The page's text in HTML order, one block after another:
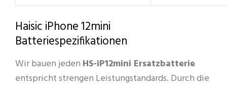
Haisic iPhone 12mini
Batteriespezifikationen
Wir bauen jeden HS-iP12mini Ersatzbatterie
entspricht strengen Leistungstandards. Durch die